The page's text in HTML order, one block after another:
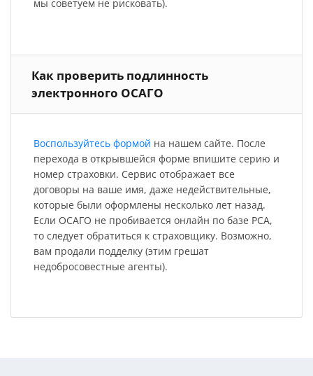
мы советуем не рисковать).
Как проверить подлинность
электронного ОСАГО
Воспользуйтесь формой на нашем сайте. После
перехода в открывшейся форме впишите серию и
номер страховки. Сервис отображает все
договоры на ваше имя, даже недействительные,
которые были оформлены несколько лет назад.
Если ОСАГО не пробивается онлайн по базе РСА,
то следует обратиться к страховщику. Возможно,
вам продали подделку (этим грешат
недобросовестные агенты).